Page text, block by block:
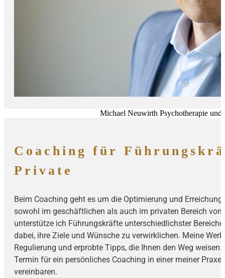
Michael Neuwirth Psychotherapie und
Coaching für
Private
Beim Coaching geht es um die Optimierung und
sowohl im geschäftlichen als auch im privaten Bereich von
unterstütze ich Führungskräfte unterschiedlichster
dabei, ihre Ziele und Wünsche zu verwirklichen. Meine
Regulierung und erprobte Tipps, die Ihnen den Weg
Termin für ein persönliches Coaching in einer meiner
vereinbaren.